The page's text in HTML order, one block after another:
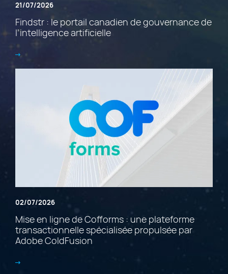
21/07/2026
Findstr : le portail canadien de gouvernance de
l’intelligence artificielle
02/07/2026
Mise en ligne de Cofforms : une plateforme
transactionnelle spécialisée propulsée par
Adobe ColdFusion